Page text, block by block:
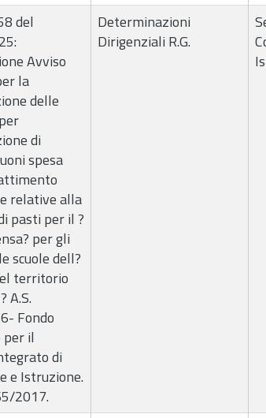
del
Avviso
la
delle
di
spesa
relative alla
pasti per il ?
per gli
scuole dell?
territorio
A.S.
Fondo
il
di
e Istruzione.
2017.
Determinazioni
Dirigenziali R.G.